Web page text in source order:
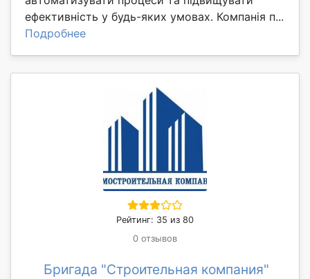
ефективність у будь-яких умовах. Компанія п...
Подробнее
Рейтинг: 35 из 80
0 отзывов
Бригада "Строительная компания"